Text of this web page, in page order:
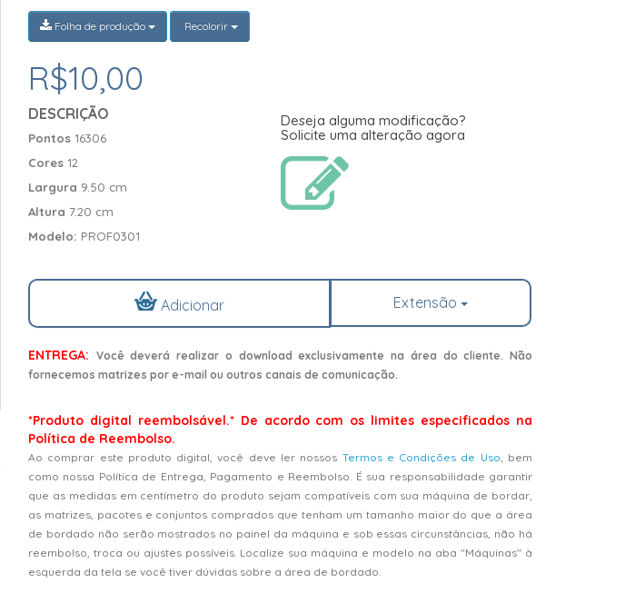
Folha de produção Recolorir
R$10,00
DESCRIÇÃO
Pontos 16306
Cores 12
Largura 9.50 cm
Altura 7.20 cm
Modelo: PROF0301
Deseja alguma modificação?
Solicite uma alteração agora
Adicionar Extensão
ENTREGA: Você deverá realizar o download exclusivamente na área do cliente. Não
fornecemos matrizes por e-mail ou outros canais de comunicação.
*Produto digital reembolsável.* De acordo com os limites especificados na
Política de Reembolso.
Ao comprar este produto digital, você deve ler nossos Termos e Condições de Uso , bem
como nossa Política de Entrega, Pagamento e Reembolso. É sua responsabilidade garantir
que as medidas em centímetro do produto sejam compatíveis com sua máquina de bordar,
as matrizes, pacotes e conjuntos comprados que tenham um tamanho maior do que a área
de bordado não serão mostrados no painel da máquina e sob essas circunstâncias, não há
reembolso, troca ou ajustes possíveis. Localize sua máquina e modelo na aba "Máquinas" à
esquerda da tela se você tiver dúvidas sobre a área de bordado.